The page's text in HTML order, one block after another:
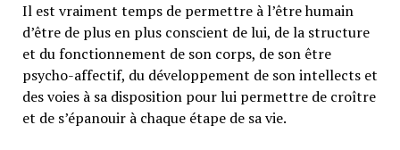
Il est vraiment temps de permettre à l’être humain
d’être de plus en plus conscient de lui, de la structure
et du fonctionnement de son corps, de son être
psycho-affectif, du développement de son intellects et
des voies à sa disposition pour lui permettre de croître
et de s’épanouir à chaque étape de sa vie.